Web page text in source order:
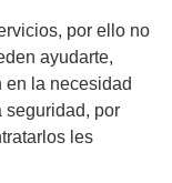
por ello no
ayudarte,
la necesidad
seguridad, por
les